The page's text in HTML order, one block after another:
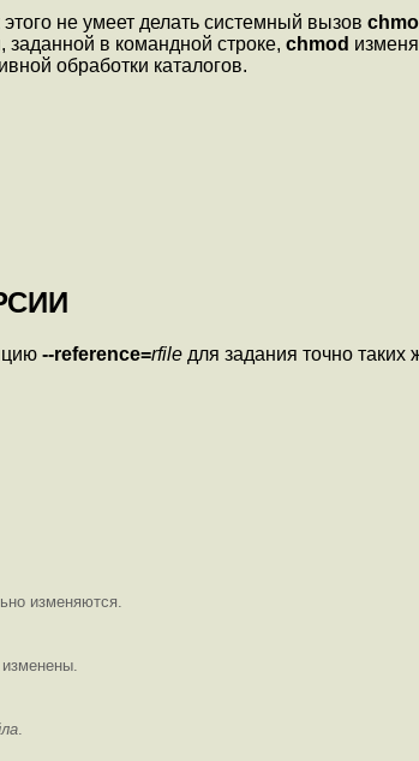
не умеет делать системный вызов
в командной строке, chmod
обработки каталогов.
--reference=rfile для задания точно таких
изменяются.
.